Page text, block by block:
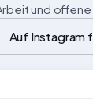
und offene
Auf Instagram